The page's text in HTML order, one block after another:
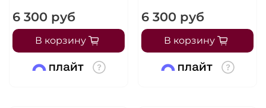
6 300 руб
В корзину
6 300 руб
В корзину